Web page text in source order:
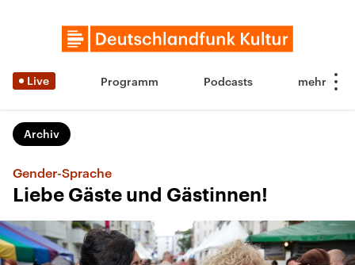
Live Programm Podcasts
Archiv
Gender-Sprache
Liebe Gäste und Gästinnen!